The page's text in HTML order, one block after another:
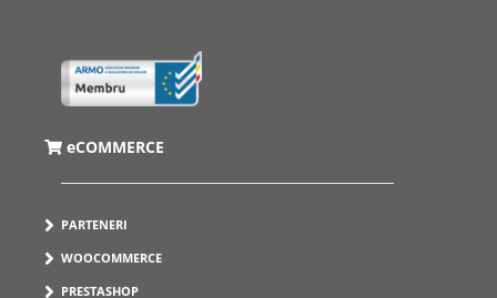
eCOMMERCE
PARTENERI
WOOCOMMERCE
PRESTASHOP